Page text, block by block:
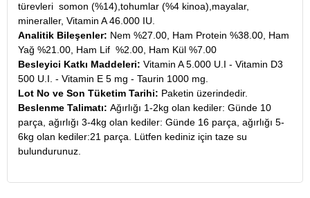
türevleri somon (%14),tohumlar (%4 kinoa),mayalar,
mineraller, Vitamin A 46.000 IU.
Analitik Bileşenler: Nem %27.00, Ham Protein %38.00, Ham
Yağ %21.00, Ham Lif %2.00, Ham Kül %7.00
Besleyici Katkı Maddeleri: Vitamin A 5.000 U.I - Vitamin D3
500 U.I. - Vitamin E 5 mg - Taurin 1000 mg.
Lot No ve Son Tüketim Tarihi: Paketin üzerindedir.
Beslenme Talimatı: Ağırlığı 1-2kg olan kediler: Günde 10
parça, ağırlığı 3-4kg olan kediler: Günde 16 parça, ağırlığı 5-
6kg olan kediler:21 parça. Lütfen kediniz için taze su
bulundurunuz.